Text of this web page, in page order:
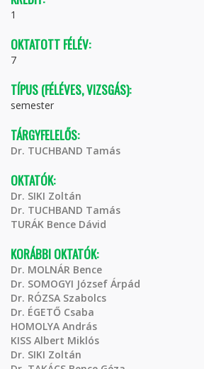
1
OKTATOTT FÉLÉV:
7
TÍPUS (FÉLÉVES, VIZSGÁS):
semester
TÁRGYFELELŐS:
Dr. TUCHBAND Tamás
OKTATÓK:
Dr. SIKI Zoltán
Dr. TUCHBAND Tamás
TURÁK Bence Dávid
KORÁBBI OKTATÓK:
Dr. MOLNÁR Bence
Dr. SOMOGYI József Árpád
Dr. RÓZSA Szabolcs
Dr. ÉGETŐ Csaba
HOMOLYA András
KISS Albert Miklós
Dr. SIKI Zoltán